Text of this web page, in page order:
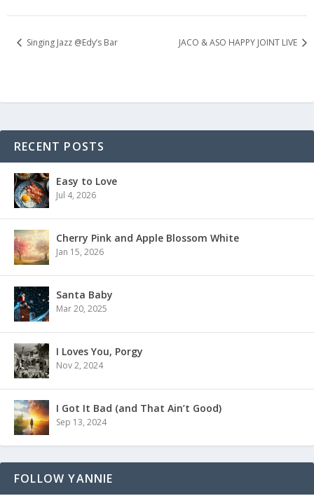
Singing Jazz @Edy’s Bar JACO & ASO HAPPY JOINT LIVE
RECENT POSTS
Easy to Love
Jul 4, 2026
Cherry Pink and Apple Blossom White
Jan 15, 2026
Santa Baby
Mar 20, 2025
I Loves You, Porgy
Nov 2, 2024
I Got It Bad (and That Ain’t Good)
Sep 13, 2024
FOLLOW YANNIE